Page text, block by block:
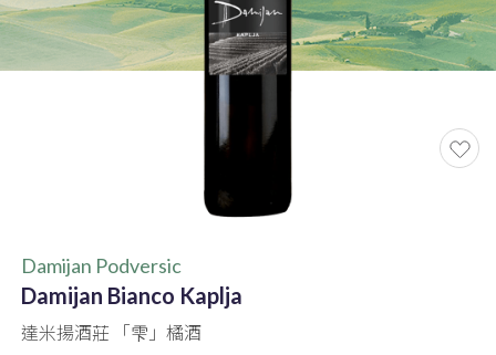
Damijan Podversic
Damijan Bianco Kaplja
達米揚酒莊 「雫」橘酒